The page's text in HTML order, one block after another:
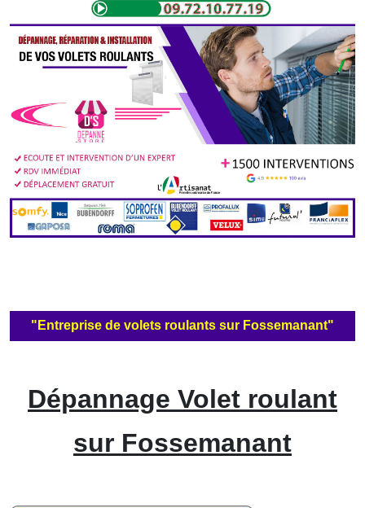
"Entreprise de volets roulants sur Fossemanant"
Dépannage Volet roulant
sur Fossemanant